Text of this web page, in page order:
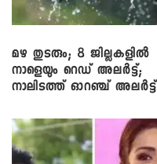
മഴ തുടരും; 8 ജില്ലകളിൽ
നാളെയും റെഡ് അലർട്ട്;
നാലിടത്ത് ഓറഞ്ച് അലർട്ട്